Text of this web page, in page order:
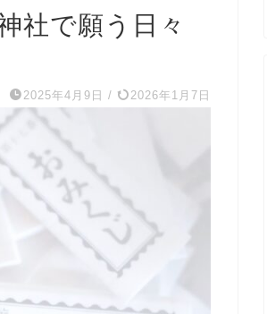
社で願う日々
2025年4月9日 / 2026年1月7日